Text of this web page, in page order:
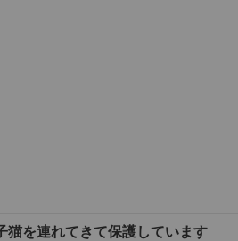
猫を連れてきて保護しています